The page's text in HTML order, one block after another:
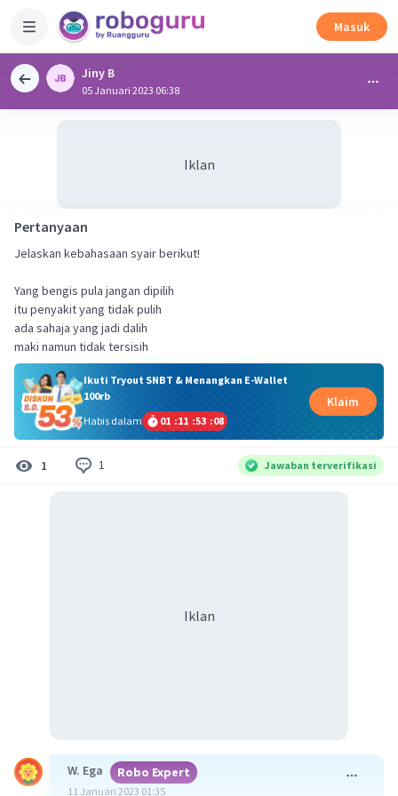
Masuk
Jiny B
05 Januari 2023 06:38
Iklan
Pertanyaan
Jelaskan kebahasaan syair berikut!
Yang bengis pula jangan dipilih
itu penyakit yang tidak pulih
ada sahaja yang jadi dalih
maki namun tidak tersisih
Ikuti Tryout SNBT & Menangkan E-Wallet
100rb
Habis dalam
01 :11 :53 :07
Klaim
1 1 Jawaban terverifikasi
Iklan
W. Ega Robo Expert
11 Januari 2023 01:35